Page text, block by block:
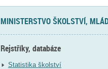
MINISTERSTVO ŠKOLSTVÍ,
Rejstříky, databáze
Statistika školství